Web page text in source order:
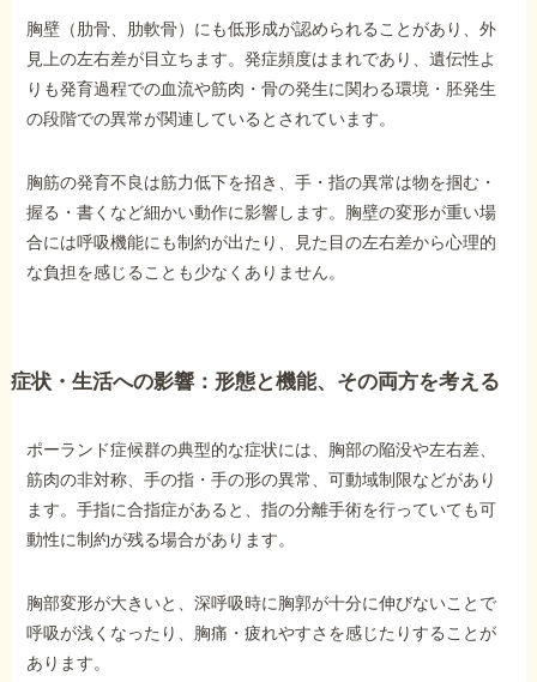
他社と何が違うの？
依頼するメリット
お電話でのお問い合わせ
胸壁（肋骨、肋軟骨）にも低形成が認められることがあり、外
見上の左右差が目立ちます。発症頻度はまれであり、遺伝性よ
りも発育過程での血流や筋肉・骨の発生に関わる環境・胚発生
の段階での異常が関連しているとされています。
胸筋の発育不良は筋力低下を招き、手・指の異常は物を掴む・
握る・書くなど細かい動作に影響します。胸壁の変形が重い場
合には呼吸機能にも制約が出たり、見た目の左右差から心理的
な負担を感じることも少なくありません。
症状・生活への影響：形態と機能、その両方を考える
ポーランド症候群の典型的な症状には、胸部の陥没や左右差、
筋肉の非対称、手の指・手の形の異常、可動域制限などがあり
ます。手指に合指症があると、指の分離手術を行っていても可
動性に制約が残る場合があります。
胸部変形が大きいと、深呼吸時に胸郭が十分に伸びないことで
呼吸が浅くなったり、胸痛・疲れやすさを感じたりすることが
あります。